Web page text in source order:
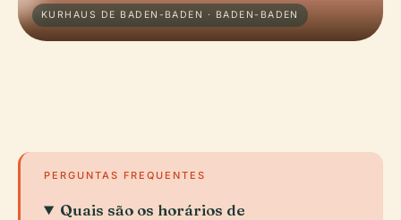
KURHAUS DE BADEN-BADEN · BADEN-BADEN
PERGUNTAS FREQUENTES
Quais são os horários de